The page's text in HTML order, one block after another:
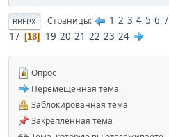
ВВЕРХ Страницы 1 2 3 4 5 6 7
17
18 19 20 21 22 23 24
Опрос
Перемещенная тема
Заблокированная тема
Закрепленная тема